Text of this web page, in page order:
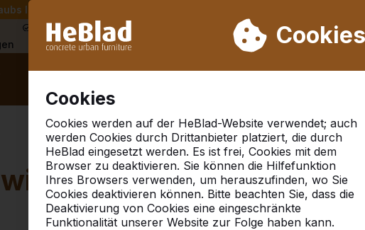
liefern wir von Woche 31 bis Woche 33 nicht. Bitte
Cookies
Cookies
Cookies werden auf der HeBlad-Website verwendet; auch
werden Cookies durch Drittanbieter platziert, die durch
HeBlad eingesetzt werden. Es ist frei, Cookies mit dem
Browser zu deaktivieren. Sie können die Hilfefunktion
Ihres Browsers verwenden, um herauszufinden, wo Sie
Cookies deaktivieren können. Bitte beachten Sie, dass die
Deaktivierung von Cookies eine eingeschränkte
Funktionalität unserer Website zur Folge haben kann.
Schon mehr als 30.000 Produkten verkauft